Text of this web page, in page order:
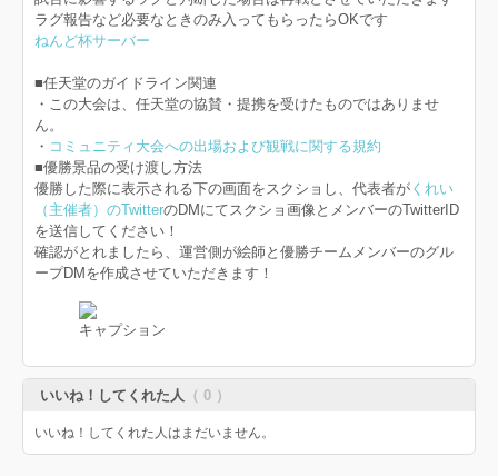
ラグ報告など必要なときのみ入ってもらったらOKです
ねんど杯サーバー
■任天堂のガイドライン関連
・この大会は、任天堂の協賛・提携を受けたものではありませ
ん。
・ コミュニティ大会への出場および観戦に関する規約
■優勝景品の受け渡し方法
優勝した際に表示される下の画面をスクショし、代表者が くれい
（主催者）のTwitterのDMにてスクショ画像とメンバーのTwitterID
を送信してください！
確認がとれましたら、運営側が絵師と優勝チームメンバーのグル
ープDMを作成させていただきます！
キャプション
いいね！してくれた人 （ 0 ）
いいね！してくれた人はまだいません。